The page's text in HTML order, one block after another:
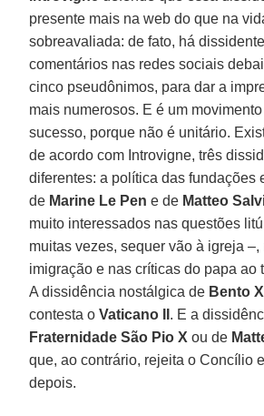
presente mais na web do que na
sobreavaliada: de fato, há
comentários nas redes sociais
cinco pseudônimos, para dar a
mais numerosos. E é um
sucesso, porque não é unitário.
de acordo com Introvigne, três
diferentes: a política das fundações
de Marine Le Pen e de Matteo
muito interessados nas questões
muitas vezes, sequer vão à igreja –,
imigração e nas críticas do papa ao
A dissidência nostálgica de Bento
contesta oVaticano II . E a
Fraternidade São Pio X ou de
que, ao contrário, rejeita o Concílio
depois.